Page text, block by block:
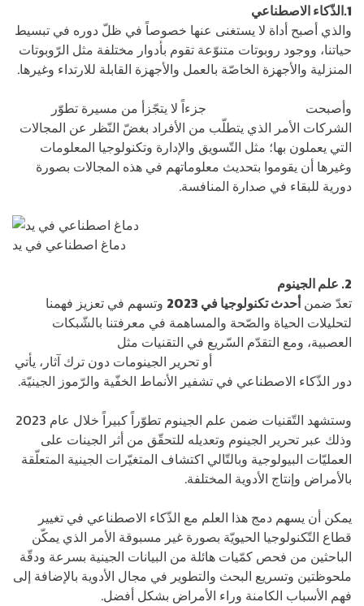
1.الذّكاء الاصطناعي
والذي أصبح أداة لا يستغنى عنها خصوصاً في ظلّ دوره في تبسيط
حياتنا، ووجود روبوتات متنوّعة تقوم بأدوار مختلفة مثل الرّوبوتات
المنزلية والأجهزة الخاصّة بالعمل والأجهزة القابلة للارتداء وغيرها.
وأصبحت
جزءاً لا يتجّزأ من مسيرة تطوّر
الشركات الأمر الذي يتطلّب من الأفراد بغضّ النّظر عن المجالات
التي يعملون بها؛ مثل التّسويق والإدارة وتكنولوجيا المعلومات
وغيرها أن يقوموا بتحديث معلوماتهم في هذه المجالات بصورة
دورية للبقاء في صدارة المنافسة.
دماغ اصطناعي في يد
2. علم الجينوم
تعدّ ضمنأحدث تكنولوجيا في 2023
وتسهم في تعزيز فهمنا
لتحليلات الحياة والصّحة والمساهمة في معرفتنا بالشّبكات
العصبية، ومع التقدّم السّريع في التقنيات مثل
أو تحرير الجينومات دون ترك آثار، يأتي
دور الذّكاء الاصطناعي في تشفير الأنماط الخفّية والرّموز الجينيّة.
وستشهد التّقنيات ضمن علم الجينوم تطوّراً كبيراً خلال عام 2023
وذلك عبر تحرير الجينوم وتعديله للتحقّق من أثر الجينات على
العمليّات البيولوجية وبالتّالي اكتشاف المتغيّرات الجينية المتعلّقة
بالأمراض وإنتاج الأدوية المختلفة.
يمكن أن يسهم دمج هذا العلم مع الذّكاء الاصطناعي في تغيير
قطاع التّكنولوجيا الحيويّة بصورة غير مسبوقة الأمر الذي يمكّن
الباحثين من فحص كمّيات هائلة من البيانات الجينية بسرعة ودقّة
ملحوظتين وتسريع البحث والتطوير في مجال الأدوية بالإضافة إلى
فهم الأسباب الكامنة وراء الأمراض بشكل أفضل.